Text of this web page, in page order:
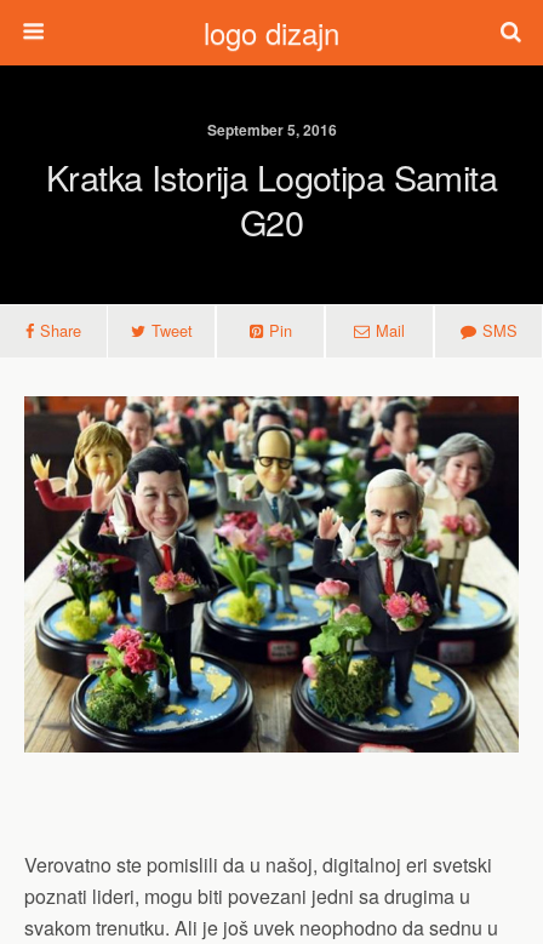
logo dizajn
September 5, 2016
Kratka Istorija Logotipa Samita
G20
Share Tweet Pin Mail SMS
Verovatno ste pomislili da u našoj, digitalnoj eri svetski
poznati lideri, mogu biti povezani jedni sa drugima u
svakom trenutku. Ali je još uvek neophodno da sednu u